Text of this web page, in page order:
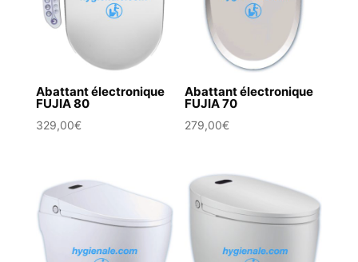
Abattant électronique
FUJIA 80
329,00€
Abattant électronique
FUJIA 70
279,00€